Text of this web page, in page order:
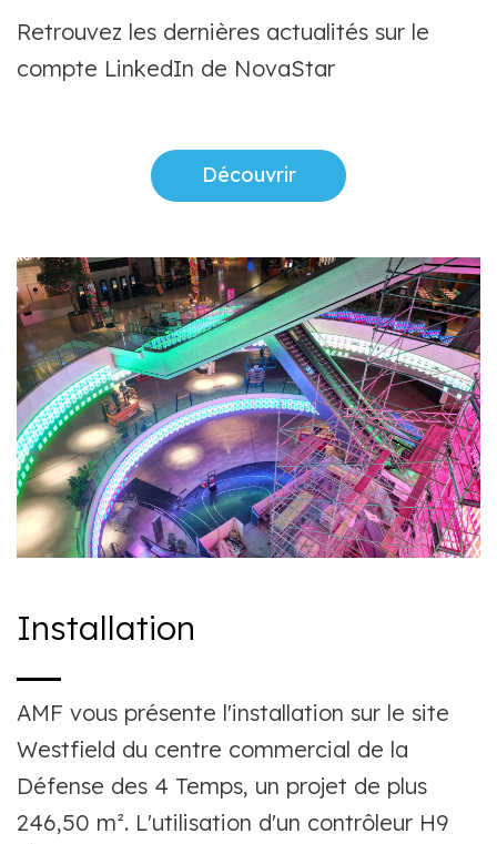
Retrouvez les dernières actualités sur le
compte LinkedIn de NovaStar
Découvrir
Installation
AMF vous présente l'installation sur le site
Westfield du centre commercial de la
Défense des 4 Temps, un projet de plus
246,50 m². L'utilisation d'un contrôleur H9